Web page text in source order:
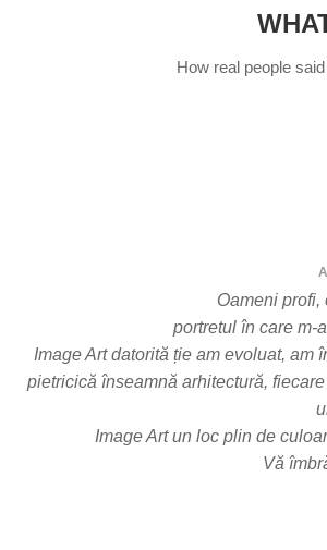
How real people
Oameni
portretul în care m-
Image Art datorită ție am evoluat, am
pietricică înseamnă arhitectură,
Image Art un loc plin de
Vă